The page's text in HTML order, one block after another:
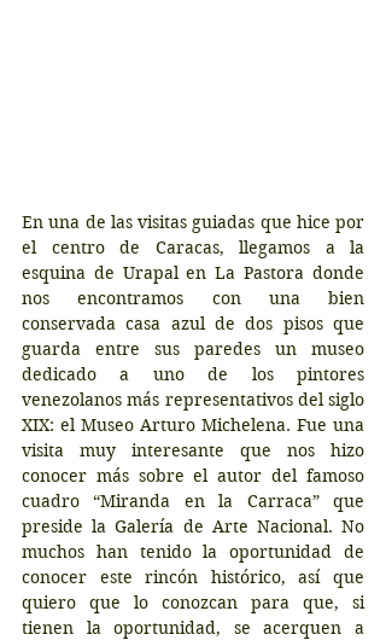
En una de las visitas guiadas que hice por
el centro de Caracas, llegamos a la
esquina de Urapal en La Pastora donde
nos encontramos con una bien
conservada casa azul de dos pisos que
guarda entre sus paredes un museo
dedicado a uno de los pintores
venezolanos más representativos del siglo
XIX: el Museo Arturo Michelena. Fue una
visita muy interesante que nos hizo
conocer más sobre el autor del famoso
cuadro “Miranda en la Carraca” que
preside la Galería de Arte Nacional. No
muchos han tenido la oportunidad de
conocer este rincón histórico, así que
quiero que lo conozcan para que, si
tienen la oportunidad, se acerquen a